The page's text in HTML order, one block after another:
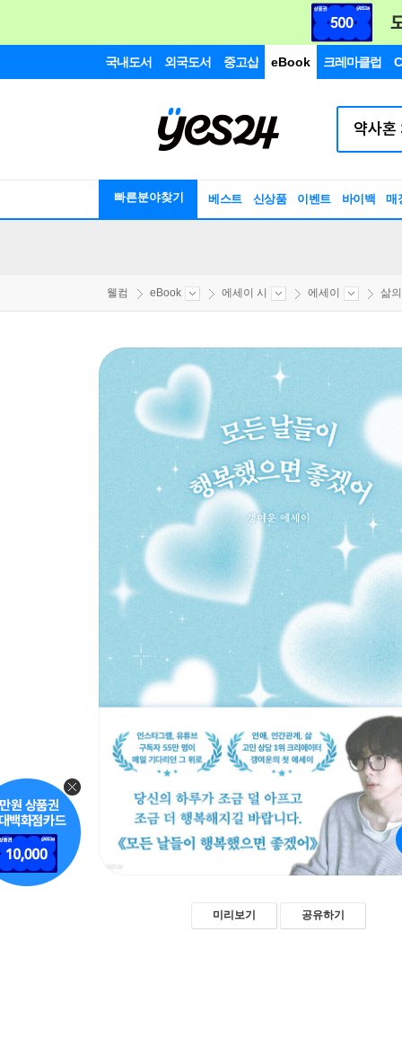
국내도서 외국도서 중고샵 eBook 크레마클럽
빠른분야찾기 베스트 신상품 이벤트 바이백 매
웰컴 eBook 에세이 시 에세이 삶
미리보기 공유하기